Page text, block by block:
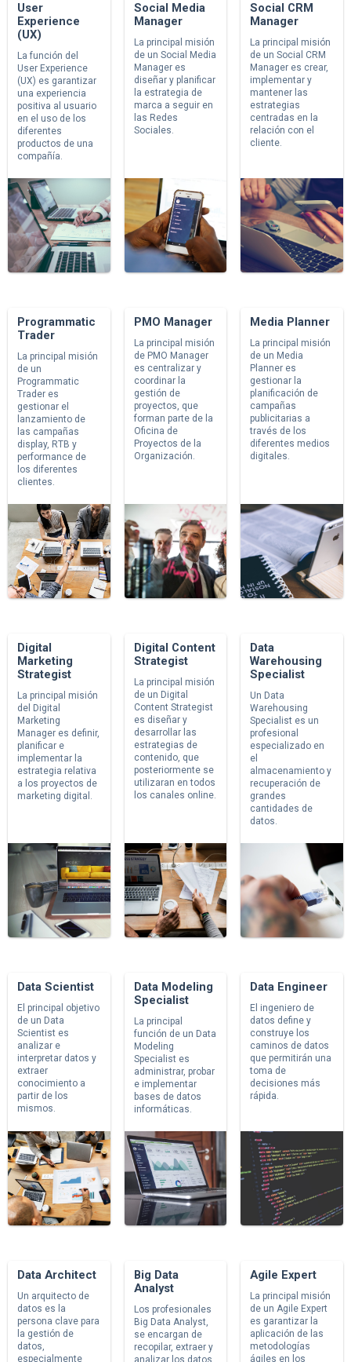
User
Experience
(UX)
La función del
User Experience
(UX) es garantizar
una experiencia
positiva al usuario
en el uso de los
diferentes
productos de una
compañía.
Social Media
Manager
La principal misión
de un Social Media
Manager es
diseñar y planificar
la estrategia de
marca a seguir en
las Redes
Sociales.
Social CRM
Manager
La principal misión
de un Social CRM
Manager es crear,
implementar y
mantener las
estrategias
centradas en la
relación con el
cliente.
Programmatic
Trader
La principal misión
de un
Programmatic
Trader es
gestionar el
lanzamiento de
las campañas
display, RTB y
performance de
los diferentes
clientes.
PMO Manager
La principal misión
de PMO Manager
es centralizar y
coordinar la
gestión de
proyectos, que
forman parte de la
Oficina de
Proyectos de la
Organización.
Media Planner
La principal misión
de un Media
Planner es
gestionar la
planificación de
campañas
publicitarias a
través de los
diferentes medios
digitales.
Digital
Marketing
Strategist
La principal misión
del Digital
Marketing
Manager es definir,
planificar e
implementar la
estrategia relativa
a los proyectos de
marketing digital.
Digital Content
Strategist
La principal misión
de un Digital
Content Strategist
es diseñar y
desarrollar las
estrategias de
contenido, que
posteriormente se
utilizaran en todos
los canales online.
Data
Warehousing
Specialist
Un Data
Warehousing
Specialist es un
profesional
especializado en
el
almacenamiento y
recuperación de
grandes
cantidades de
datos.
Data Scientist
El principal objetivo
de un Data
Scientist es
analizar e
interpretar datos y
extraer
conocimiento a
partir de los
mismos.
Data Modeling
Specialist
La principal
función de un Data
Modeling
Specialist es
administrar, probar
e implementar
bases de datos
informáticas.
Data Engineer
El ingeniero de
datos define y
construye los
caminos de datos
que permitirán una
toma de
decisiones más
rápida.
Data Architect
Un arquitecto de
datos es la
persona clave para
la gestión de
datos,
especialmente
Big Data
Analyst
Los profesionales
Big Data Analyst,
se encargan de
recopilar, extraer y
analizar los datos.
Agile Expert
La principal misión
de un Agile Expert
es garantizar la
aplicación de las
metodologías
ágiles en los